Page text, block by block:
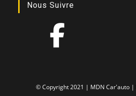
Nous Suivre
© Copyright 2021 | MDN Car'auto |